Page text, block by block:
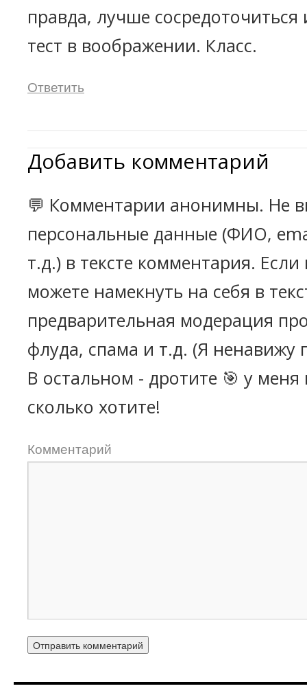
правда, лучше сосредоточиться
тест в воображении. Класс.
Ответить
Добавить комментарий
💬 Комментарии анонимны. Не
персональные данные (ФИО,
т.д.) в тексте комментария.
можете намекнуть на себя в
предварительная модерация
флуда, спама и т.д. (Я ненавижу
В остальном - дротите 🎯 у
сколько хотите!
Комментарий